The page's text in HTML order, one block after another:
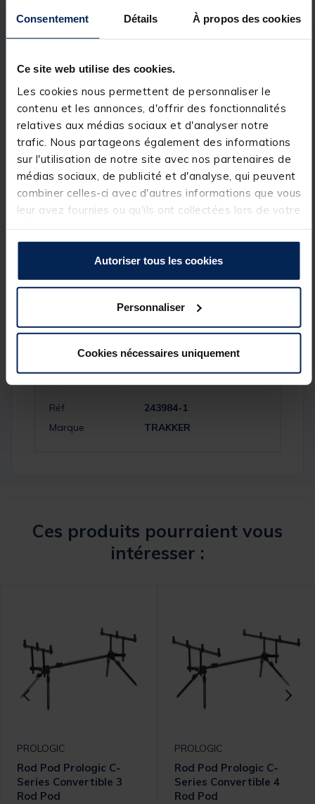
Consentement Détails À propos des cookies
Ce site web utilise des cookies.
Les cookies nous permettent de personnaliser le
contenu et les annonces, d'offrir des fonctionnalités
relatives aux médias sociaux et d'analyser notre
trafic. Nous partageons également des informations
sur l'utilisation de notre site avec nos partenaires de
médias sociaux, de publicité et d'analyse, qui peuvent
combiner celles-ci avec d'autres informations que vous
leur avez fournies ou qu'ils ont collectées lors de votre
Autoriser tous les cookies
Personnaliser
Cookies nécessaires uniquement
(Telescopic Pole System) anti-torsion, vous
permettant d'ajuster la longueur totale du rodpod
avec une grande facilité.
Banksticks 20/20, des Buzz Bars et un étui de
dans un endroit pratique.
Détails
Les connecteurs Quicklock à ressort s'enclenchent en
position pour une mise en oeuvre ultra-rapide
Barre télescopique centrale anti-torsion (TPS)
Super léger, robuste et élégant
Pieds et longueur réglables
Conception CAO selon des normes rigoureuses
Logos de marque subtils sur les systèmes de
et un étui en néoprène
Spécifications
Réf.
243984-1
Marque
TRAKKER
Ces produits pourraient vous
intéresser :
PROLOGIC
Rod Pod Prologic C-
Series Convertible 3
Rod Pod
PROLOGIC
Rod Pod Prologic C-
Series Convertible 4
Rod Pod